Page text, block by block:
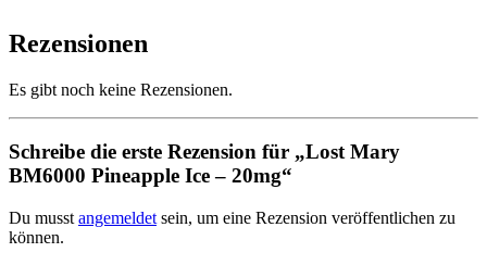
Rezensionen
Es gibt noch keine Rezensionen.
Schreibe die erste Rezension für „Lost Mary
BM6000 Pineapple Ice – 20mg“
Du musst angemeldet sein, um eine Rezension veröffentlichen zu
können.